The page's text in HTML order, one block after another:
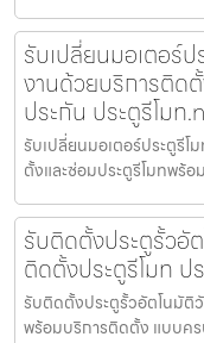
รับเปลี่ยนมอเตอร์
งานด้วยบริการติด
ประกัน ประตูรีโมท
รับเปลี่ยนมอเตอร์ประตูรี
ตั้งและซ่อมประตูรีโมทพร้
รับติดตั้งประตูรั้วอั
ติดตั้งประตูรีโมท ป
รับติดตั้งประตูรั้วอัตโนมัติวั
พร้อมบริการติดตั้ง แบบค